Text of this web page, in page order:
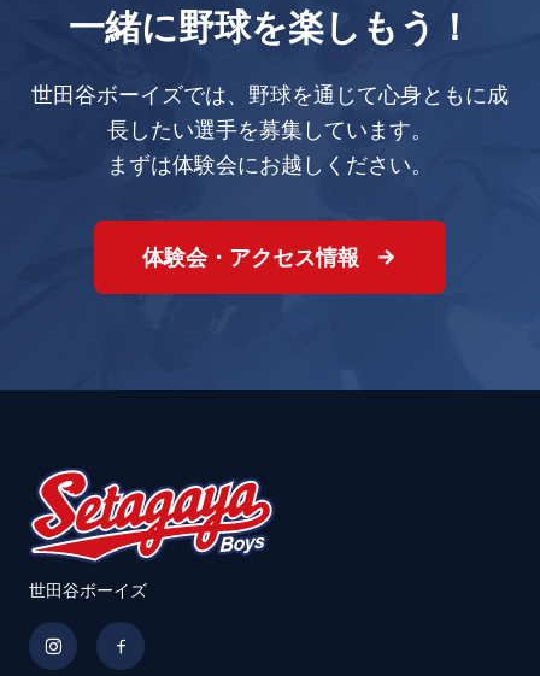
一緒に野球を楽しもう！
世田谷ボーイズでは、野球を通じて心身ともに成
長したい選手を募集しています。
まずは体験会にお越しください。
体験会・アクセス情報
世田谷ボーイズ